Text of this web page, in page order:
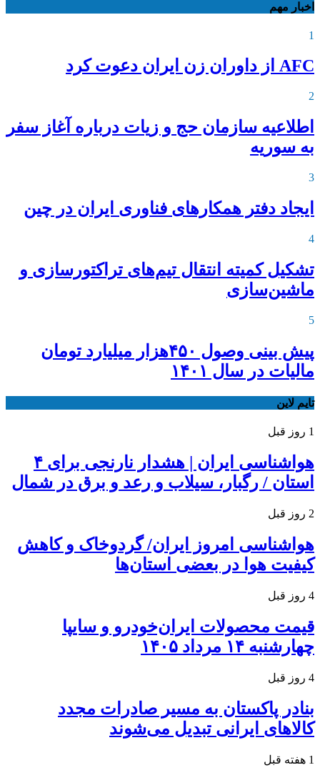
اخبار مهم
1
AFC از داوران زن ایران دعوت کرد
2
اطلاعیه‌ سازمان حج و زیات درباره آغاز سفر
به سوریه
3
ایجاد دفتر همکارهای فناوری ایران در چین
4
تشکیل کمیته انتقال تیم‌های تراکتورسازی و
ماشین‌سازی
5
پیش بینی وصول ۴۵۰هزار میلیارد تومان
مالیات در سال ۱۴۰۱
تایم لاین
1 روز قبل
هواشناسی ایران | هشدار نارنجی برای ۴
استان / رگبار، سیلاب و رعد و برق در شمال
2 روز قبل
هواشناسی امروز ایران/ گردوخاک و کاهش
کیفیت هوا در بعضی استان‌ها
4 روز قبل
قیمت محصولات ایران‌خودرو و سایپا
چهارشنبه ۱۴ مرداد ۱۴۰۵
4 روز قبل
بنادر پاکستان به مسیر صادرات مجدد
کالاهای ایرانی تبدیل می‌شوند
1 هفته قبل